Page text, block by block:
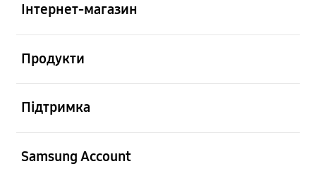
Інтернет-магазин
Продукти
Підтримка
Samsung Account